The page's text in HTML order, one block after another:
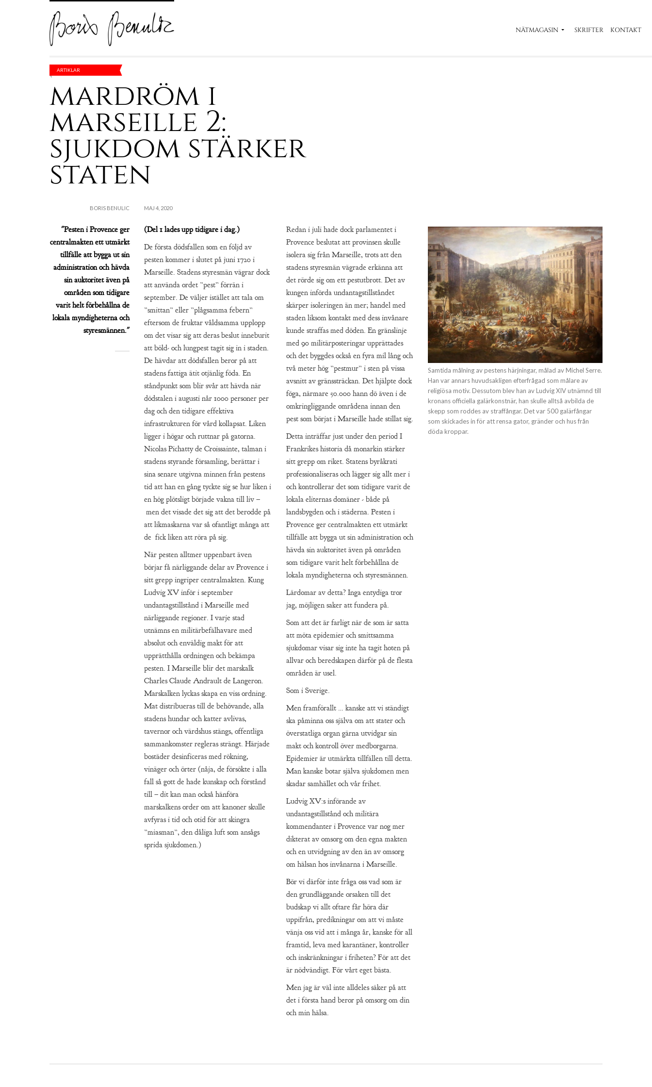
NÄTMAGASIN SKRIFTER KONTAKT
ARTIKLAR
mardröm i
marseille 2:
sjukdom stärker
staten
BORIS BENULIC
"Pesten i Provence ger
centralmakten ett utmärkt
tillfälle att bygga ut sin
administration och hävda
sin auktoritet även på
områden som tidigare
varit helt förbehållna de
lokala myndigheterna och
styresmännen."
MAJ 4, 2020
(Del 1 lades upp tidigare i dag.)
De första dödsfallen som en följd av
pesten kommer i slutet på juni 1720 i
Marseille. Stadens styresmän vägrar dock
att använda ordet ”pest” förrän i
september. De väljer istället att tala om
”smittan” eller ”plågsamma febern”
eftersom de fruktar våldsamma upplopp
om det visar sig att deras beslut inneburit
att böld- och lungpest tagit sig in i staden.
De hävdar att dödsfallen beror på att
stadens fattiga ätit otjänlig föda. En
ståndpunkt som blir svår att hävda när
dödstalen i augusti når 1000 personer per
dag och den tidigare effektiva
infrastrukturen för vård kollapsat. Liken
ligger i högar och ruttnar på gatorna.
Nicolas Pichatty de Croissainte, talman i
stadens styrande församling, berättar i
sina senare utgivna minnen från pestens
tid att han en gång tyckte sig se hur liken i
en hög plötsligt började vakna till liv –
men det visade det sig att det berodde på
att likmaskarna var så ofantligt många att
de fick liken att röra på sig.
När pesten alltmer uppenbart även
börjar få närliggande delar av Provence i
sitt grepp ingriper centralmakten. Kung
Ludvig XV inför i september
undantagstillstånd i Marseille med
närliggande regioner. I varje stad
utnämns en militärbefälhavare med
absolut och enväldig makt för att
upprätthålla ordningen och bekämpa
pesten. I Marseille blir det marskalk
Charles Claude Andrault de Langeron.
Marskalken lyckas skapa en viss ordning.
Mat distribueras till de behövande, alla
stadens hundar och katter avlivas,
tavernor och värdshus stängs, offentliga
sammankomster regleras strängt. Härjade
bostäder desinficeras med rökning,
vinäger och örter (nåja, de försökte i alla
fall så gott de hade kunskap och förstånd
till – dit kan man också hänföra
marskalkens order om att kanoner skulle
avfyras i tid och otid för att skingra
”miasman”, den dåliga luft som ansågs
sprida sjukdomen.)
Redan i juli hade dock parlamentet i
Provence beslutat att provinsen skulle
isolera sig från Marseille, trots att den
stadens styresmän vägrade erkänna att
det rörde sig om ett pestutbrott. Det av
kungen införda undantagstillståndet
skärper isoleringen än mer; handel med
staden liksom kontakt med dess invånare
kunde straffas med döden. En gränslinje
med 90 militärposteringar upprättades
och det byggdes också en fyra mil lång och
två meter hög ”pestmur” i sten på vissa
avsnitt av gränssträckan. Det hjälpte dock
föga, närmare 50.000 hann dö även i de
omkringliggande områdena innan den
pest som börjat i Marseille hade stillat sig.
Detta inträffar just under den period I
Frankrikes historia då monarkin stärker
sitt grepp om riket. Statens byråkrati
professionaliseras och lägger sig allt mer i
och kontrollerar det som tidigare varit de
lokala eliternas domäner - både på
landsbygden och i städerna. Pesten i
Provence ger centralmakten ett utmärkt
tillfälle att bygga ut sin administration och
hävda sin auktoritet även på områden
som tidigare varit helt förbehållna de
lokala myndigheterna och styresmännen.
Lärdomar av detta? Inga entydiga tror
jag, möjligen saker att fundera på.
Som att det är farligt när de som är satta
att möta epidemier och smittsamma
sjukdomar visar sig inte ha tagit hoten på
allvar och beredskapen därför på de flesta
områden är usel.
Som i Sverige.
Men framförallt … kanske att vi ständigt
ska påminna oss själva om att stater och
överstatliga organ gärna utvidgar sin
makt och kontroll över medborgarna.
Epidemier är utmärkta tillfällen till detta.
Man kanske botar själva sjukdomen men
skadar samhället och vår frihet.
Ludvig XV:s införande av
undantagstillstånd och militära
kommendanter i Provence var nog mer
dikterat av omsorg om den egna makten
och en utvidgning av den än av omsorg
om hälsan hos invånarna i Marseille.
Bör vi därför inte fråga oss vad som är
den grundläggande orsaken till det
budskap vi allt oftare får höra där
uppifrån, predikningar om att vi måste
vänja oss vid att i många år, kanske för all
framtid, leva med karantäner, kontroller
och inskränkningar i friheten? För att det
är nödvändigt. För vårt eget bästa.
Men jag är väl inte alldeles säker på att
det i första hand beror på omsorg om din
och min hälsa.
Samtida målning av pestens härjningar, målad av Michel Serre.
Han var annars huvudsakligen efterfrågad som målare av
religiösa motiv. Dessutom blev han av Ludvig XIV utnämnd till
kronans officiella galärkonstnär, han skulle alltså avbilda de
skepp som roddes av straffångar. Det var 500 galärfångar
som skickades in för att rensa gator, gränder och hus från
döda kroppar.